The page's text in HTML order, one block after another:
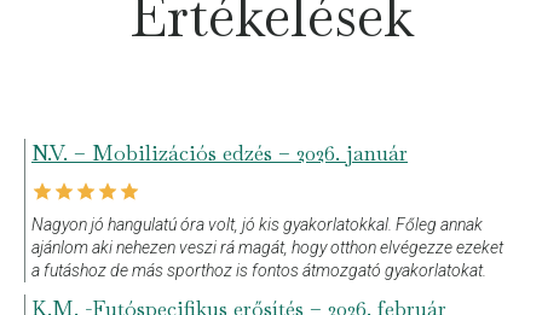
Értékelések
N.V. – Mobilizációs edzés – 2026. január
Nagyon jó hangulatú óra volt, jó kis gyakorlatokkal. Főleg annak
ajánlom aki nehezen veszi rá magát, hogy otthon elvégezze ezeket
a futáshoz de más sporthoz is fontos átmozgató gyakorlatokat.
K.M. -Futóspecifikus erősítés – 2026. február